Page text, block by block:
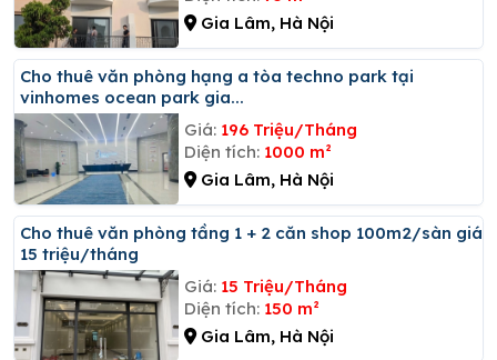
Gia Lâm, Hà Nội
Cho thuê văn phòng hạng a tòa techno park tại
vinhomes ocean park gia...
Giá: 196 Triệu/Tháng
Diện tích: 1000 m²
Gia Lâm, Hà Nội
Cho thuê văn phòng tầng 1 + 2 căn shop 100m2/sàn giá
15 triệu/tháng
Giá: 15 Triệu/Tháng
Diện tích: 150 m²
Gia Lâm, Hà Nội